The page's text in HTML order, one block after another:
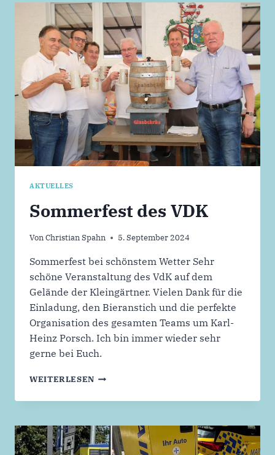
AKTUELLES
Sommerfest des VDK
VonChristian Spahn 5. September 2024
Sommerfest bei schönstem Wetter Sehr
schöne Veranstaltung des VdK auf dem
Gelände der Kleingärtner. Vielen Dank für die
Einladung, den Bieranstich und die perfekte
Organisation des gesamten Teams um Karl-
Heinz Porsch. Ich bin immer wieder sehr
gerne bei Euch.
WEITERLESEN SOMMERFEST
VDK